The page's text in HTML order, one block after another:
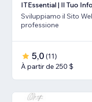
ITEssential | Il Tuo
Sviluppiamo il Sito
professione
5,0 (11)
À partir de 250 $